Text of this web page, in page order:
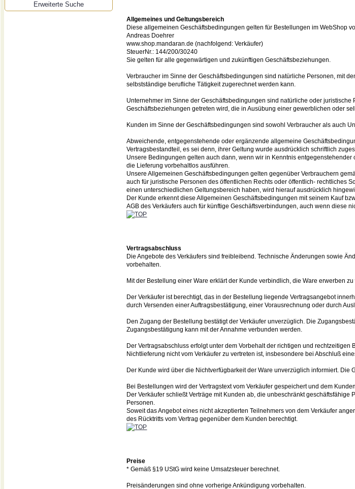
Erweiterte Suche
Allgemeines und Geltungsbereich
Diese allgemeinen Geschäftsbedingungen gelten für Bestellungen im WebShop
Andreas Doehrer
www.shop.mandaran.de (nachfolgend: Verkäufer)
SteuerNr.: 144/200/30240
Sie gelten für alle gegenwärtigen und zukünftigen Geschäftsbeziehungen.
Verbraucher im Sinne der Geschäftsbedingungen sind natürliche Personen, mit
selbstständige berufliche Tätigkeit zugerechnet werden kann.
Unternehmer im Sinne der Geschäftsbedingungen sind natürliche oder
Geschäftsbeziehungen getreten wird, die in Ausübung einer gewerblichen oder
Kunden im Sinne der Geschäftsbedingungen sind sowohl Verbraucher als auch
Abweichende, entgegenstehende oder ergänzende allgemeine
Vertragsbestandteil, es sei denn, ihrer Geltung wurde ausdrücklich schriftlich
Unsere Bedingungen gelten auch dann, wenn wir in Kenntnis
die Lieferung vorbehaltlos ausführen.
Unsere Allgemeinen Geschäftsbedingungen gelten gegenüber Verbrauchern
auch für juristische Personen des öffentlichen Rechts oder öffentlich- rechtliches
einen unterschiedlichen Geltungsbereich haben, wird hierauf ausdrücklich
Der Kunde erkennt diese Allgemeinen Geschäftsbedingungen mit seinem Kauf
AGB des Verkäufers auch für künftige Geschäftsverbindungen, auch wenn diese
Vertragsabschluss
Die Angebote des Verkäufers sind freibleibend. Technische Änderungen sowie
vorbehalten.
Mit der Bestellung einer Ware erklärt der Kunde verbindlich, die Ware erwerben zu
Der Verkäufer ist berechtigt, das in der Bestellung liegende Vertragsangebot
durch Versenden einer Auftragsbestätigung, einer Vorausrechnung oder durch
Den Zugang der Bestellung bestätigt der Verkäufer unverzüglich. Die
Zugangsbestätigung kann mit der Annahme verbunden werden.
Der Vertragsabschluss erfolgt unter dem Vorbehalt der richtigen und
Nichtlieferung nicht vom Verkäufer zu vertreten ist, insbesondere bei Abschluß
Der Kunde wird über die Nichtverfügbarkeit der Ware unverzüglich informiert. Die
Bei Bestellungen wird der Vertragstext vom Verkäufer gespeichert und dem
Der Verkäufer schließt Verträge mit Kunden ab, die unbeschränkt
Personen.
Soweit das Angebot eines nicht akzeptierten Teilnehmers von dem Verkäufer
des Rücktritts vom Vertrag gegenüber dem Kunden berechtigt.
Preise
* Gemäß §19 UStG wird keine Umsatzsteuer berechnet.
Preisänderungen sind ohne vorherige Ankündigung vorbehalten.